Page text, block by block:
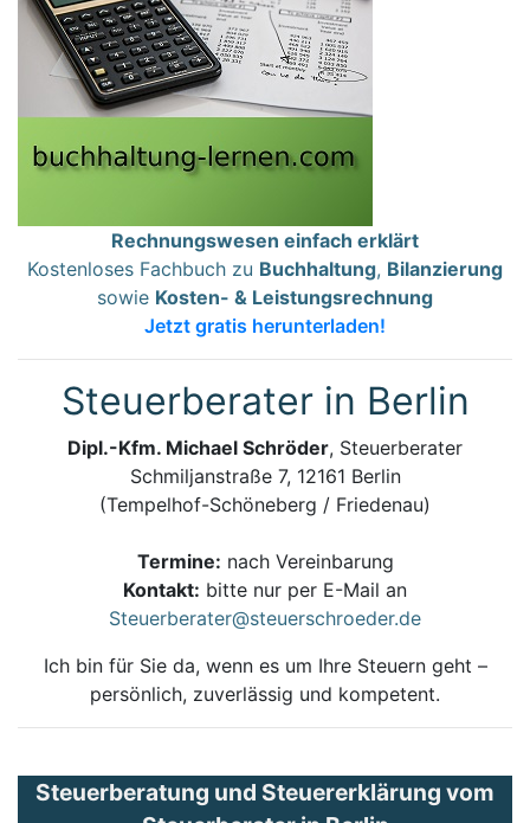
Rechnungswesen einfach erklärt
Kostenloses Fachbuch zu Buchhaltung, Bilanzierung
sowie Kosten- & Leistungsrechnung
Jetzt gratis herunterladen!
Steuerberater in Berlin
Dipl.-Kfm. Michael Schröder, Steuerberater
Schmiljanstraße 7, 12161 Berlin
(Tempelhof-Schöneberg / Friedenau)
Termine: nach Vereinbarung
Kontakt: bitte nur per E-Mail an
Steuerberater@steuerschroeder.de
Ich bin für Sie da, wenn es um Ihre Steuern geht –
persönlich, zuverlässig und kompetent.
Steuerberatung und Steuererklärung vom